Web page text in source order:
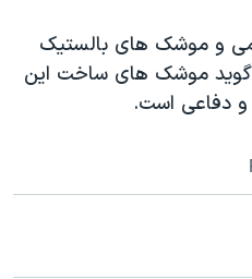
اتمی و موشک های بالستیک
گوید موشک های ساخت این
و دفاعی است.